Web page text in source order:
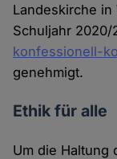
Landeskirche
Schuljahr 2020/
konfessionell-
genehmigt.
Ethik für alle
Um die Haltung